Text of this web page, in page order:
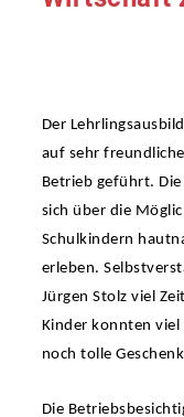
Der
auf sehr
Betrieb geführt.
sich über die
Schulkindern
erleben.
Jürgen Stolz viel
Kinder konnten
noch tolle
Die